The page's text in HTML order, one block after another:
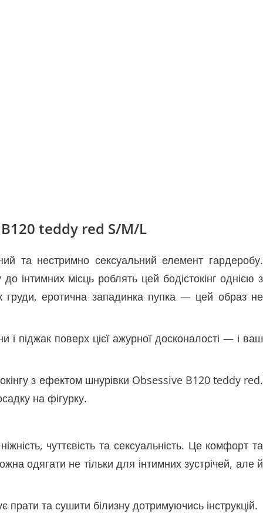
teddy red S/M/L
та нестримно сексуальний елемент гардеробу.
інтимних місць роблять цей бодістокінг однією з
груди, еротична западинка пупка — цей образ не
і піджак поверх цієї ажурної досконалості — і ваш
з ефектом шнурівки Obsessive B120 teddy red.
на фігурку.
чуттєвість та сексуальність. Це комфорт та
одягати не тільки для інтимних зустрічей, але й
та сушити білизну дотримуючись інструкцій.